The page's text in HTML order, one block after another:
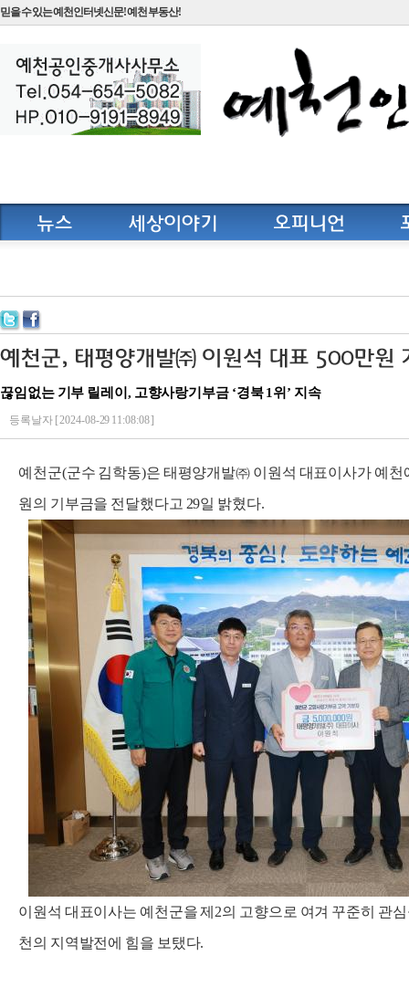
믿을 수 있는 예천인터넷신문! 예천 부동산!
끊임없는 기부 릴레이, 고향사랑기부금 ‘경북 1위’ 지속
등록날자 [ 2024-08-29 11:08:08 ]
예천군(군수 김학동)은 태평양개발㈜ 이원석 대표이사가 예천
원의 기부금을 전달했다고 29일 밝혔다.
이원석 대표이사는 예천군을 제2의 고향으로 여겨 꾸준히 관
천의 지역발전에 힘을 보탰다.